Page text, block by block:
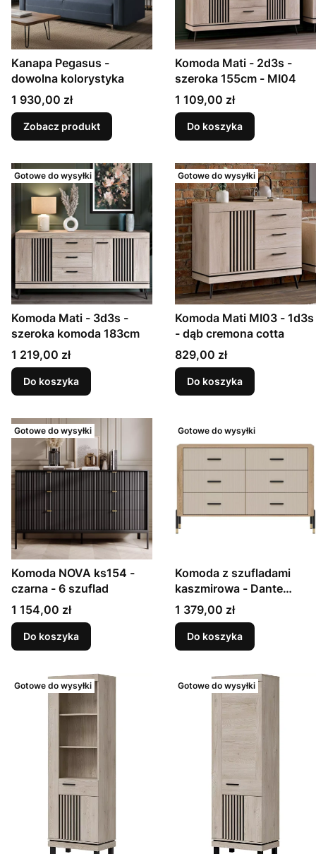
Kanapa Pegasus -
dowolna kolorystyka
Cena
1 930,00 zł
Zobacz produkt
Komoda Mati - 2d3s -
szeroka 155cm - MI04
Cena
1 109,00 zł
Do koszyka
Gotowe do wysyłki
Komoda Mati - 3d3s -
szeroka komoda 183cm
Cena
1 219,00 zł
Do koszyka
Gotowe do wysyłki
Komoda Mati MI03 - 1d3s
- dąb cremona cotta
Cena
829,00 zł
Do koszyka
Gotowe do wysyłki
Komoda NOVA ks154 -
czarna - 6 szuflad
Cena
1 154,00 zł
Do koszyka
Gotowe do wysyłki
Komoda z szufladami
kaszmirowa - Dante
DT04 - 140cm
Cena
1 379,00 zł
Do koszyka
Gotowe do wysyłki Gotowe do wysyłki